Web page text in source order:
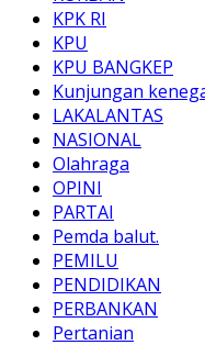
KPK RI
KPU
KPU BANGKEP
Kunjungan
LAKALANTAS
NASIONAL
Olahraga
OPINI
PARTAI
Pemda balut.
PEMILU
PENDIDIKAN
PERBANKAN
Pertanian